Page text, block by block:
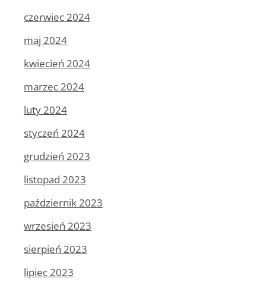
czerwiec 2024
maj 2024
kwiecień 2024
marzec 2024
luty 2024
styczeń 2024
grudzień 2023
listopad 2023
październik 2023
wrzesień 2023
sierpień 2023
lipiec 2023